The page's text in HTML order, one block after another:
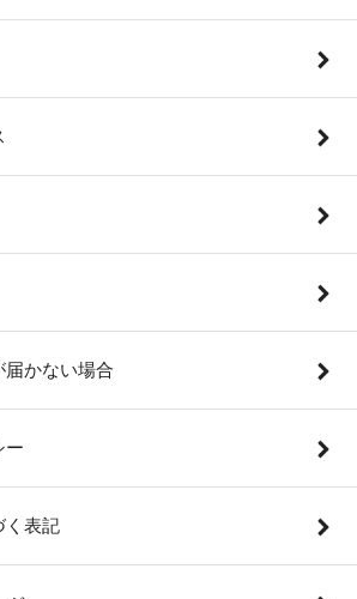
届かない場合
ー
く表記